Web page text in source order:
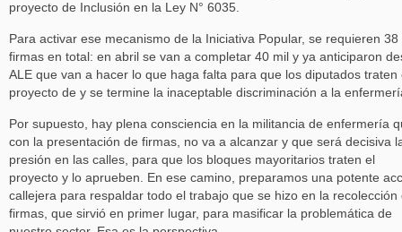
proyecto de Inclusión en la Ley N° 6035.
Para activar ese mecanismo de la Iniciativa Popular, se requieren 38
firmas en total: en abril se van a completar 40 mil y ya anticiparon
ALE que van a hacer lo que haga falta para que los diputados traten
proyecto de y se termine la inaceptable discriminación a la
Por supuesto, hay plena consciencia en la militancia de enfermería
con la presentación de firmas, no va a alcanzar y que será decisiva
presión en las calles, para que los bloques mayoritarios traten el
proyecto y lo aprueben. En ese camino, preparamos una potente
callejera para respaldar todo el trabajo que se hizo en la recolección
firmas, que sirvió en primer lugar, para masificar la problemática de